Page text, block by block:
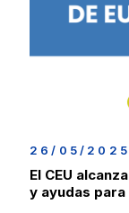
26/05/2025
El CEU
y ayudas